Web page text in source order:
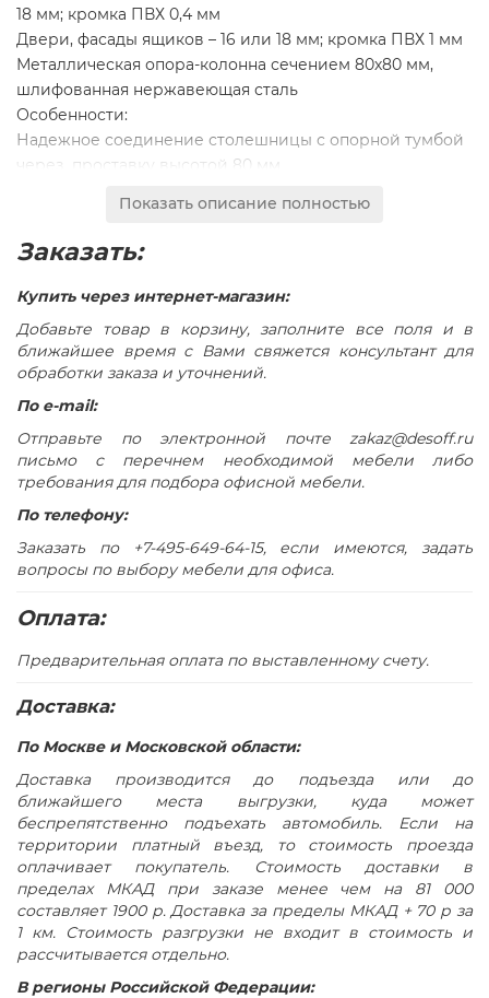
18 мм; кромка ПВХ 0,4 мм
Двери, фасады ящиков – 16 или 18 мм; кромка ПВХ 1 мм
Металлическая опора-колонна сечением 80х80 мм,
шлифованная нержавеющая сталь
Особенности:
Надежное соединение столешницы с опорной тумбой
через проставку высотой 80 мм
контрастных декоров
Конструкция стола предусматривает правое/левое
расположение опорной тумбы
В столешнице и опорной тумбе имеются отверстия для
Отверстие прямоугольной формы в столешнице
закрыто заглушкой серого цвета с декоративной
Опорная тумба состоит из двух отделений, одно из
которых укомплектовано регулируемой по высоте
полкой
Опорная тумба имеет 3 выдвижных ящика,
установленных на скрытые шариковые направляющие
с системой встроенного демпфирования и системой
открывания Push To Open (без ручек)
Опорная тумба укомплектована одной дверью без
ручки)с фронтальной стороны стола
дверь в правом/левом положении
Стол собирается с использованием фурнитуры для
Имеет регулировочные опоры
Поставляется в разобранном виде
цвет дуб гладстоун светлый / антрацит премиум / дуб
гладстоун светлый
Показать описание полностью
Заказать:
Купить через интернет-магазин:
Добавьте товар в корзину, заполните все поля и в
ближайшее время с Вами свяжется консультант для
обработки заказа и уточнений.
По e-mail:
Отправьте по электронной почте zakaz@desoff.ru
письмо с перечнем необходимой мебели либо
требования для подбора офисной мебели.
По телефону:
Заказать по +7-495-649-64-15, если имеются, задать
вопросы по выбору мебели для офиса.
Оплата:
Предварительная оплата по выставленному счету.
Доставка:
По Москве и Московской области:
Доставка производится до подъезда или до
ближайшего места выгрузки, куда может
беспрепятственно подъехать автомобиль. Если на
территории платный въезд, то стоимость проезда
оплачивает покупатель. Стоимость доставки в
пределах МКАД при заказе менее чем на 81 000
составляет 1900 р. Доставка за пределы МКАД + 70 р за
1 км. Стоимость разгрузки не входит в стоимость и
рассчитывается отдельно.
В регионы Российской Федерации: